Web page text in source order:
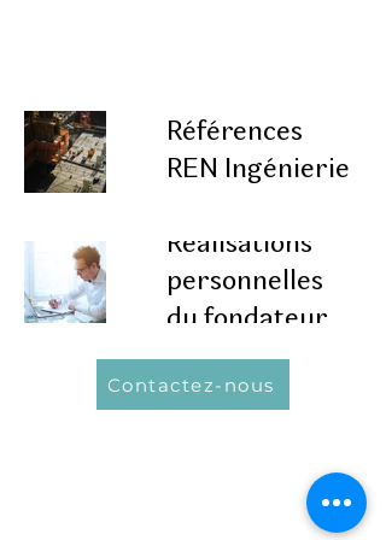
Références
REN Ingénierie
Réalisations
personnelles
du fondateur
Contactez-nous